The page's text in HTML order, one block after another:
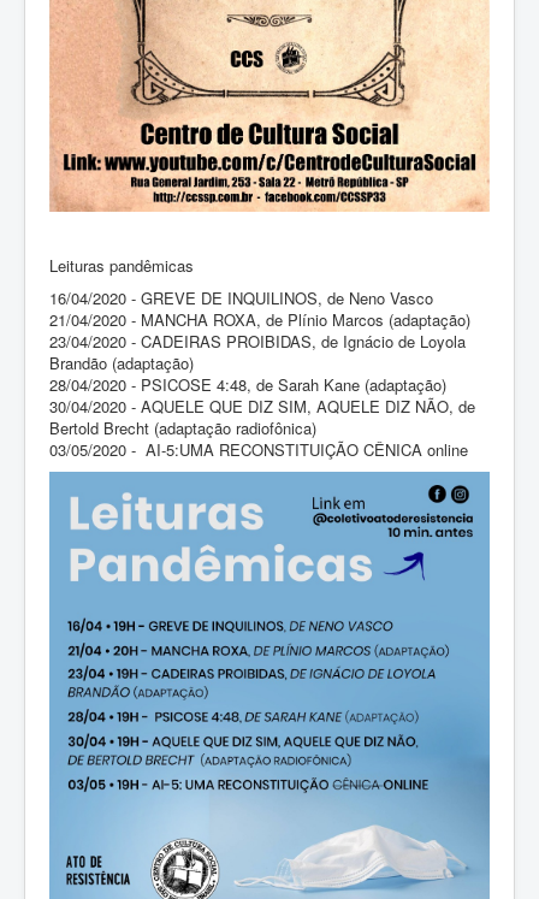
Leituras pandêmicas
16/04/2020 - GREVE DE INQUILINOS, de Neno Vasco
21/04/2020 - MANCHA ROXA, de Plínio Marcos (adaptação)
23/04/2020 - CADEIRAS PROIBIDAS, de Ignácio de Loyola
Brandão (adaptação)
28/04/2020 - PSICOSE 4:48, de Sarah Kane (adaptação)
30/04/2020 - AQUELE QUE DIZ SIM, AQUELE DIZ NÃO, de
Bertold Brecht (adaptação radiofônica)
03/05/2020 - AI-5:UMA RECONSTITUIÇÃO CÊNICA online